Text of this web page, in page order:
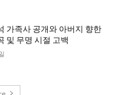
가족사 공개와 아버지 향한
및 무명 시절 고백